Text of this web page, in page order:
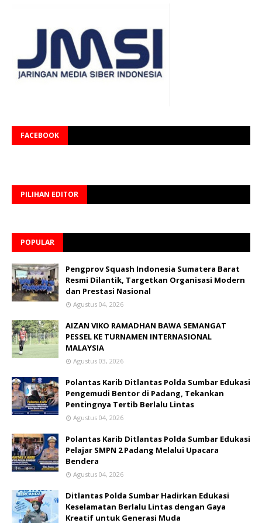
FACEBOOK
PILIHAN EDITOR
POPULAR
Pengprov Squash Indonesia Sumatera Barat
Resmi Dilantik, Targetkan Organisasi Modern
dan Prestasi Nasional
Agustus 04, 2026
AIZAN VIKO RAMADHAN BAWA SEMANGAT
PESSEL KE TURNAMEN INTERNASIONAL
MALAYSIA
Agustus 03, 2026
Polantas Karib Ditlantas Polda Sumbar Edukasi
Pengemudi Bentor di Padang, Tekankan
Pentingnya Tertib Berlalu Lintas
Agustus 04, 2026
Polantas Karib Ditlantas Polda Sumbar Edukasi
Pelajar SMPN 2 Padang Melalui Upacara
Bendera
Agustus 04, 2026
Ditlantas Polda Sumbar Hadirkan Edukasi
Keselamatan Berlalu Lintas dengan Gaya
Kreatif untuk Generasi Muda